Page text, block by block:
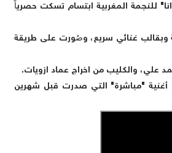
للنجمة المغربية ابتسام تسكت حصرياً
وبقالب غنائي سريع، وصُورت على طريقة
علي، والكليب من اخراج عماد ازويات.
أغنية "مباشرة" التي صدرت قبل شهرين